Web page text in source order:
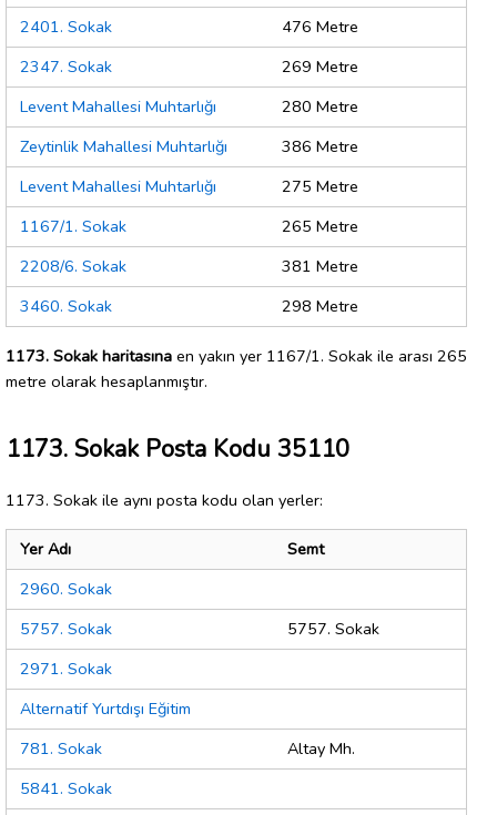
2401. Sokak
476 Metre
2347. Sokak
269 Metre
Levent Mahallesi Muhtarlığı
280 Metre
Zeytinlik Mahallesi Muhtarlığı
386 Metre
Levent Mahallesi Muhtarlığı
275 Metre
1167/1. Sokak
265 Metre
2208/6. Sokak
381 Metre
3460. Sokak
298 Metre
1173. Sokak haritasına en yakın yer 1167/1. Sokak ile arası 265
metre olarak hesaplanmıştır.
1173. Sokak Posta Kodu 35110
1173. Sokak ile aynı posta kodu olan yerler:
Yer Adı
Semt
2960. Sokak
5757. Sokak
5757. Sokak
2971. Sokak
Alternatif Yurtdışı Eğitim
781. Sokak
Altay Mh.
5841. Sokak